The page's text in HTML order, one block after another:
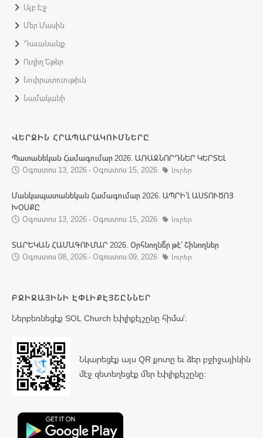
Այբ Էջ
Մեր Մասին
Դաւանանք
Ուղիղ Եթեր
Նուիրատուութիւն
Նամականի
ՎԵՐՋԻՆ ՀՐԱՊԱՐԱԿՈՒՄՆԵՐԸ
Պատանեկան Համագումար 2026. ԱՌԱՋՆՈՐԴՆԵՐ ԿԵՐՏԵԼ
Օգոստոս 13, 2026 - Օգոստոս 15, 2026
Լուրեր
Մանկապատանեկան Համագումար 2026. ԱՊՐԻ՛Լ ԱՍՏՈՒԾՈՅ
ԽՕՍՔԸ
Օգոստոս 13, 2026 - Օգոստոս 15, 2026
Լուրեր
ՏԱՐԵԿԱՆ ՀԱՄԱԳՈՒՄԱՐ 2026. Օրհնողնե՞ր թէ՝ Շինողներ
Օգոստոս 08, 2026 - Օգոստոս 09, 2026
Լուրեր
ԲՋԻՋԱՅԻՆԻ ԷՓԼԻՔԷՅՇԸՆՆԵՐ
Ներբեռնեցէք SOL Church էփլիքէյշընը հիմա՛։
Նկարեցէք այս QR քոտը եւ ձեր բջիջայինին
մէջ զետեղեցէք մեր էփլիքէյշընը: